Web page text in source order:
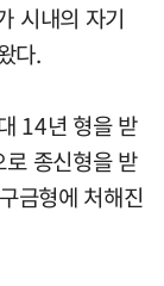
시내의 자기
다.
14년 형을 받
종신형을 받
금형에 처해진